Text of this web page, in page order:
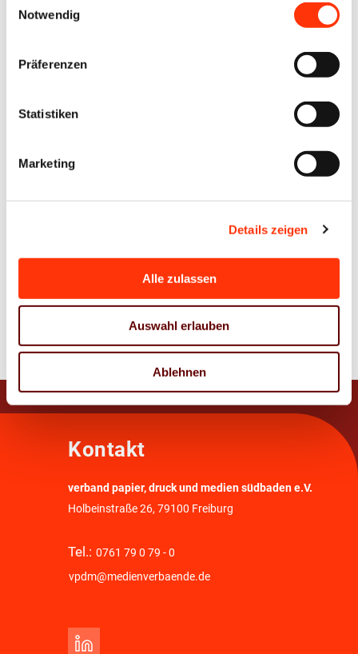
Notwendig
Präferenzen
Statistiken
Marketing
Details zeigen
Alle zulassen
Auswahl erlauben
Ablehnen
Berater Arbeitssicherheit
m.graumann@vdm-beratung.de
Zur Übersicht
Kontakt
verband papier, druck und medien südbaden e.V.
Holbeinstraße 26, 79100 Freiburg
Tel.: 0761 79 0 79 - 0
vpdm@medienverbaende.de